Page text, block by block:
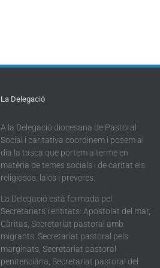
La Delegació
A la Delegació diocesana de Pastoral
Social i caritativa coordinem i posem al
dia la tasca que portem a terme en
matèria de temes socials i de caritat els
religiosos, laics i preveres.
La Delegació està formada pel
Secretariats i entitats: Apostolat del mar,
Càritas, Secretariat pastoral amb
migrants, Secretariat pastoral pels
marginats, Secretariat pastoral
penitenciària, Secretariat pastoral del